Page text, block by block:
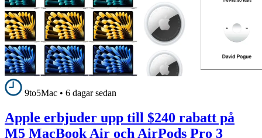
9to5Mac • 6 dagar sedan
Apple erbjuder upp till $240 rabatt på
M5 MacBook Air och AirPods Pro 3